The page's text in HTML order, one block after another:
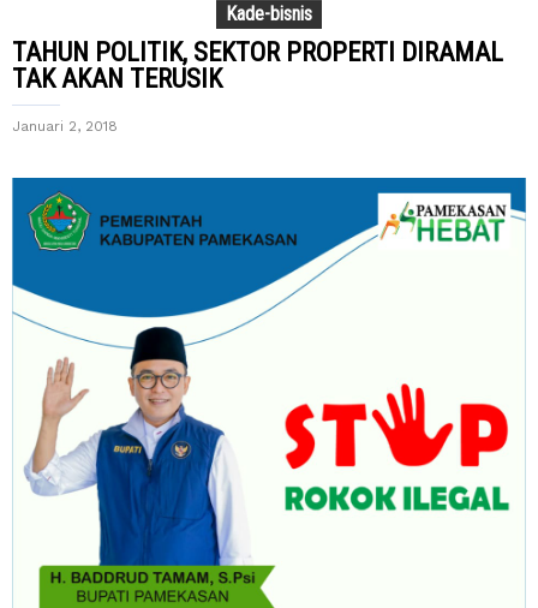
Kade-bisnis
TAHUN POLITIK, SEKTOR PROPERTI DIRAMAL
TAK AKAN TERUSIK
Januari 2, 2018